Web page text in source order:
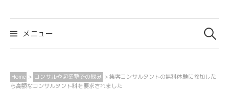
メニュー
検
索:
Home > コンサルや起業塾での悩み >集客コンサルタントの無料体験に参加した
ら高額なコンサルタント料を要求されました